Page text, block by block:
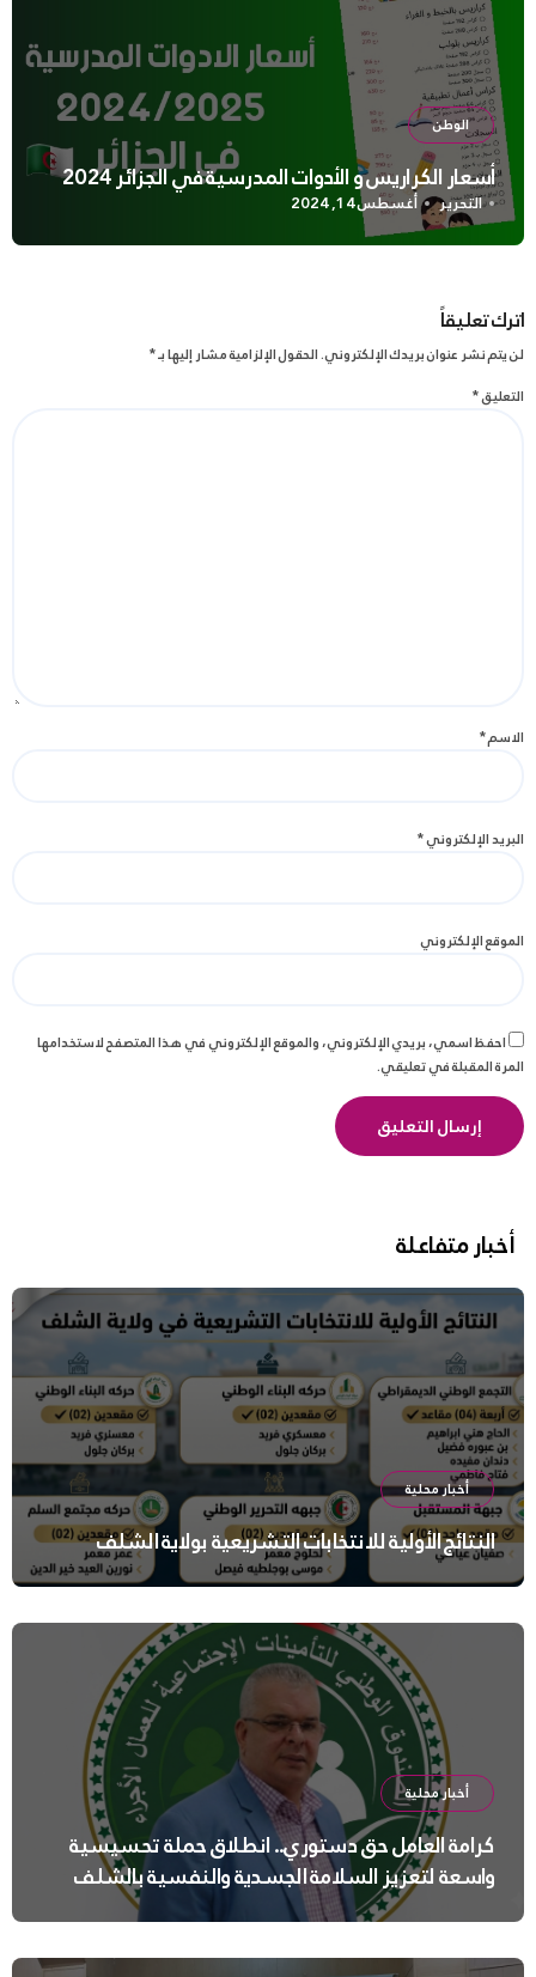
الوطن
أسعار الكراريس و الأدوات المدرسية في الجزائر 2024
التحرير أغسطس 14, 2024
اترك تعليقاً
لن يتم نشر عنوان بريدك الإلكتروني.الحقول الإلزامية مشار إليها بـ*
التعليق*
الاسم*
البريد الإلكتروني*
الموقع الإلكتروني
احفظ اسمي، بريدي الإلكتروني، والموقع الإلكتروني في هذا المتصفح لاستخدامها
المرة المقبلة في تعليقي.
أخبار متفاعلة
أخبار محلية
النتائج الأولية للانتخابات التشريعية بولاية الشلف
أخبار محلية
كرامة العامل حق دستوري.. انطلاق حملة تحسيسية
واسعة لتعزيز السلامة الجسدية والنفسية بالشلف